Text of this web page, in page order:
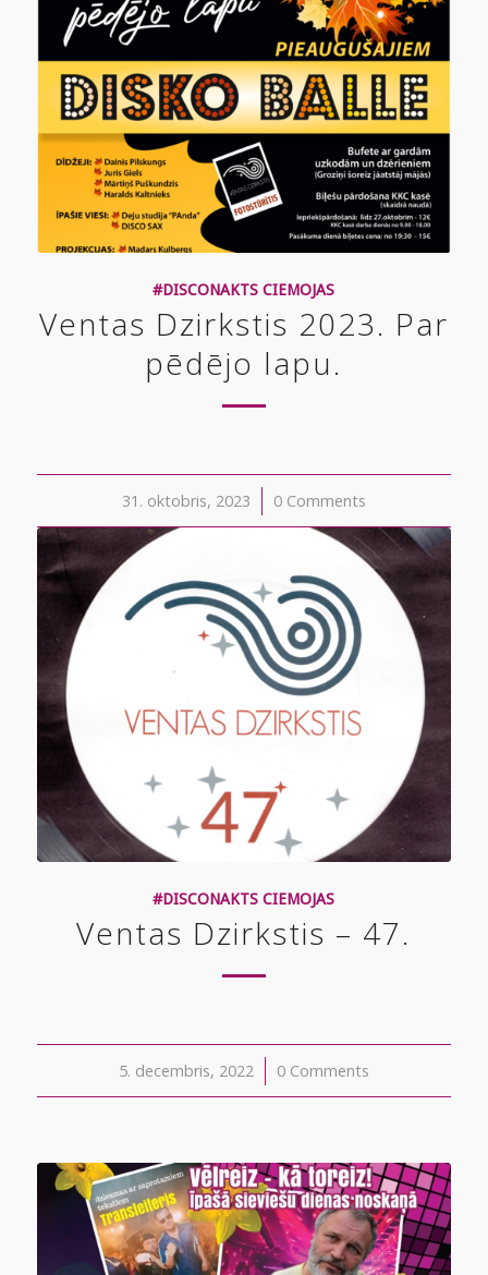
#DISCONAKTS CIEMOJAS
Ventas Dzirkstis 2023. Par
pēdējo lapu.
31. oktobris, 2023
/ 0 Comments
#DISCONAKTS CIEMOJAS
Ventas Dzirkstis – 47.
5. decembris, 2022
/ 0 Comments